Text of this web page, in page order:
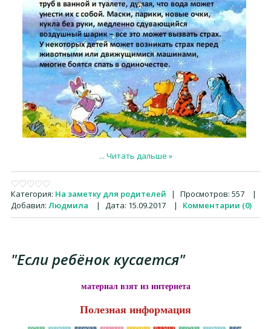
... Читать дальше »
Категория: На заметку для родителей | Просмотров: 557
|
Добавил: Людмила | Дата: 15.09.2017 | Комментарии (0)
"Если ребёнок кусается"
материал взят из интернета
Полезная информация